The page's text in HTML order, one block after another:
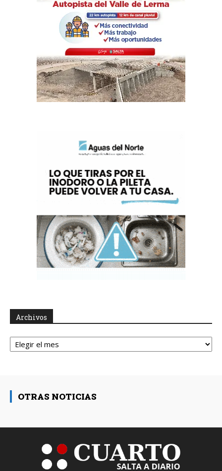
Archivos
Archivos
OTRAS NOTICIAS